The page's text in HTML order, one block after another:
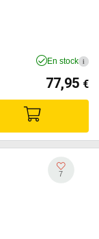
En stock i
77,95 €
7